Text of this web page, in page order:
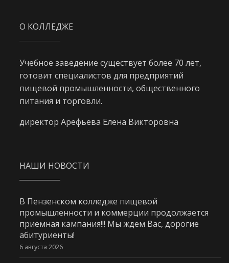
О КОЛЛЕДЖЕ
Учебное заведение существует более 70 лет,
готовит специалистов для предприятий
пищевой промышленности, общественного
питания и торговли.
директор Арефьева Елена Викторовна
НАШИ НОВОСТИ
В Пензенском колледже пищевой
промышленности и коммерции продолжается
приемная кампания!!! Мы ждем Вас, дорогие
абитуриенты!
6 августа 2026